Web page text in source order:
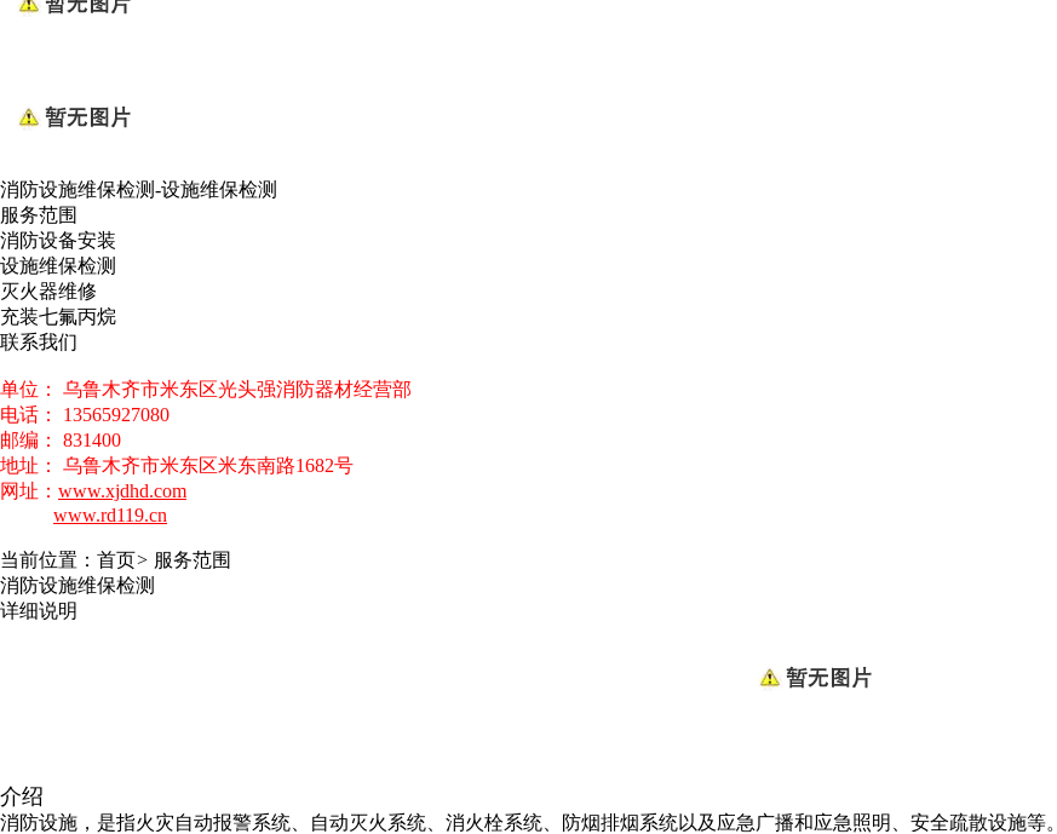
消防设施维保检测-设施维保检测
服务范围
消防设备安装
设施维保检测
灭火器维修
充装七氟丙烷
联系我们
单位： 乌鲁木齐市米东区光头强消防器材经营部
电话： 13565927080
邮编： 831400
地址： 乌鲁木齐市米东区米东南路1682号
网址： www.xjdhd.com
www.rd119.cn
当前位置： 首页> 服务范围
消防设施维保检测
详细说明
介绍
消防设施，是指火灾自动报警系统、自动灭火系统、消火栓系统、防烟排烟系统以及应急广播和应急照明、安全疏散设施等